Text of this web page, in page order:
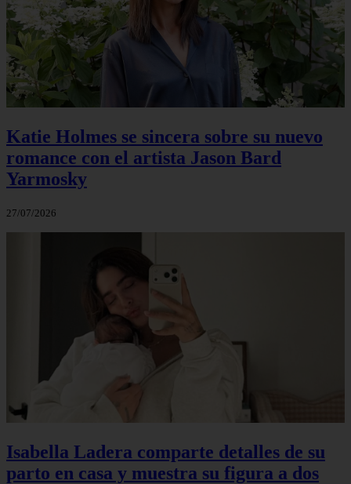
Katie Holmes se sincera sobre su nuevo
romance con el artista Jason Bard
Yarmosky
27/07/2026
Isabella Ladera comparte detalles de su
parto en casa y muestra su figura a dos